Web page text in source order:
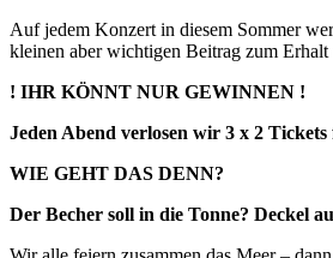
Auf jedem Konzert in diesem Sommer
kleinen aber wichtigen Beitrag zum Erhalt
! IHR KÖNNT NUR GEWINNEN !
Jeden Abend verlosen wir 3 x 2
WIE GEHT DAS DENN?
Der Becher soll in die Tonne? Deckel